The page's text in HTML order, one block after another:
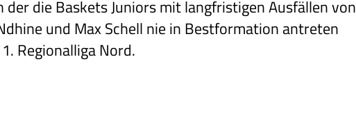
die Baskets Juniors mit langfristigen Ausfällen von
und Max Schell nie in Bestformation antreten
Regionalliga Nord.